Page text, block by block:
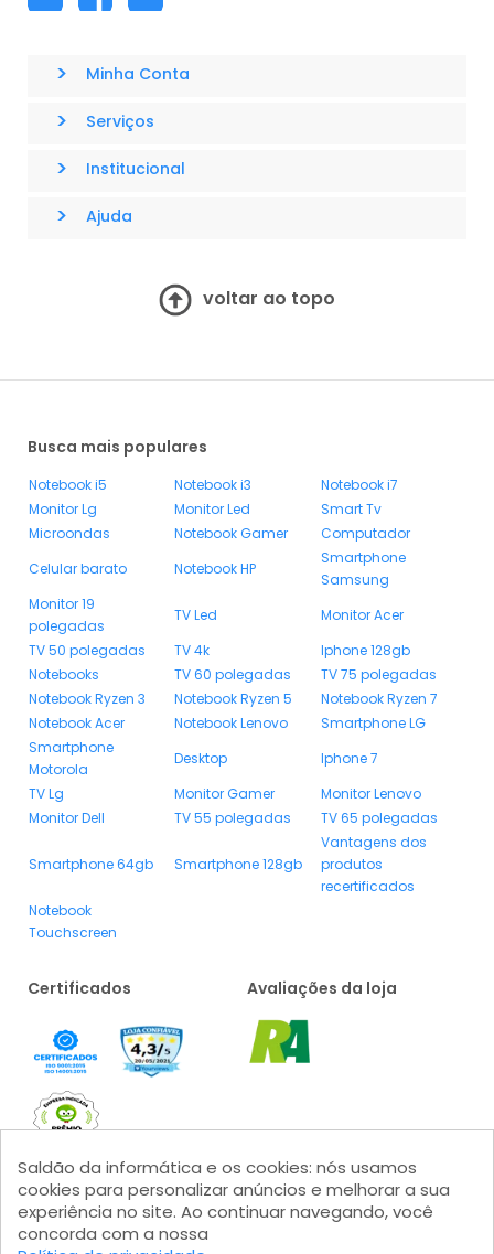
> Minha Conta
> Serviços
> Institucional
> Ajuda
voltar ao topo
Busca mais populares
Notebook i5 Notebook i3
Notebook i7
Monitor Lg
Monitor Led
Smart Tv
Microondas
Notebook Gamer
Computador
Celular barato
Notebook HP
Smartphone
Samsung
Monitor 19
polegadas
TV Led
Monitor Acer
TV 50 polegadas
TV 4k
Iphone 128gb
Notebooks
TV 60 polegadas
TV 75 polegadas
Notebook Ryzen 3
Notebook Ryzen 5
Notebook Ryzen 7
Notebook Acer
Notebook Lenovo
Smartphone LG
Smartphone
Motorola
Desktop
Iphone 7
TV Lg
Monitor Gamer
Monitor Lenovo
Monitor Dell
TV 55 polegadas TV 65 polegadas
Smartphone 64gb Smartphone 128gb
Vantagens dos
produtos
recertificados
Notebook
Touchscreen
Certificados Avaliações da loja
Formas de pagamento
Saldão da informática e os cookies: nós usamos
cookies para personalizar anúncios e melhorar a sua
experiência no site. Ao continuar navegando, você
concorda com a nossa